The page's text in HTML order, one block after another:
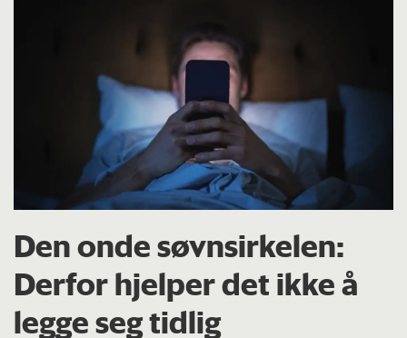
Den onde søvnsirkelen:
Derfor hjelper det ikke å
legge seg tidlig